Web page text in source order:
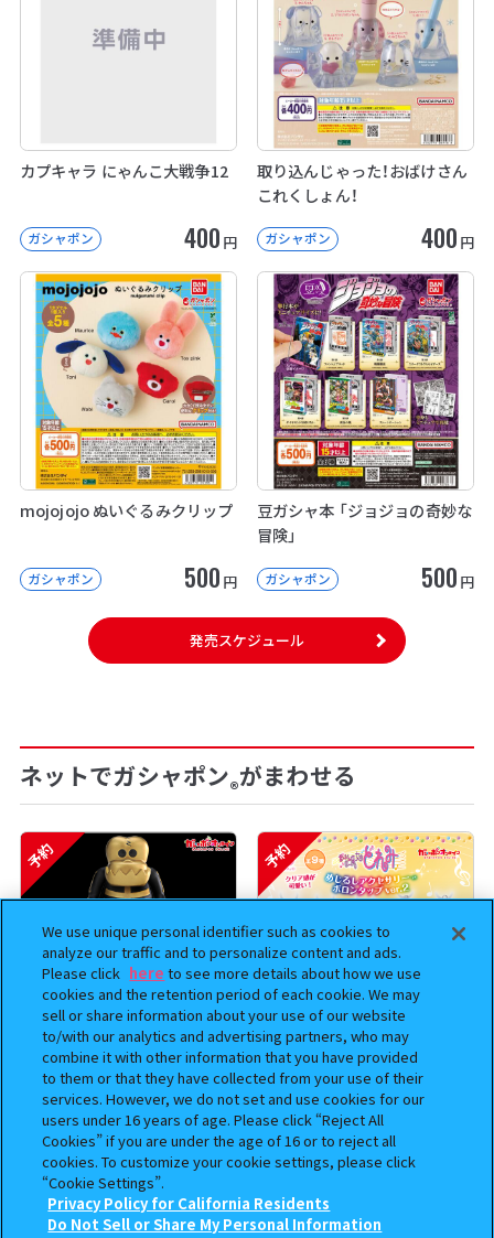
カプキャラ にゃんこ大戦争12
ガシャポン 400 円
取り込んじゃった！おばけさん
これくしょん！
ガシャポン 400 円
mojojojo ぬいぐるみクリップ
ガシャポン 500 円
豆ガシャ本 「ジョジョの奇妙な
冒険」
ガシャポン 500 円
発売スケジュール
ネットでガシャポン®がまわせる
予約
BOUNTY HUNTER 『スカル
くん』ミニチュアフィギュアコ
レクション２
オンライン 500円
予約
おジャ魔女どれみ めじるし
アクセサリー ポロンタップ
ver. 2
オンライン
予約 予約
この商品が売っているお店
We use unique personal identifier such as cookies to
analyze our traffic and to personalize content and ads.
Please click here to see more details about how we use
cookies and the retention period of each cookie. We may
sell or share information about your use of our website
to/with our analytics and advertising partners, who may
combine it with other information that you have provided
to them or that they have collected from your use of their
services. However, we do not set and use cookies for our
users under 16 years of age. Please click “Reject All
Cookies” if you are under the age of 16 or to reject all
cookies. To customize your cookie settings, please click
“Cookie Settings”.
Privacy Policy for California Residents
Do Not Sell or Share My Personal Information